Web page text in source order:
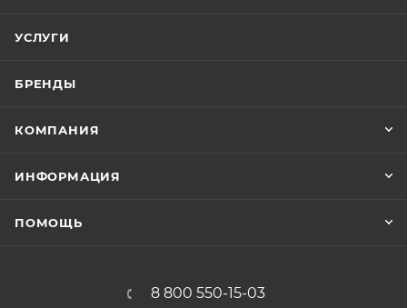
УСЛУГИ
БРЕНДЫ
КОМПАНИЯ
ИНФОРМАЦИЯ
ПОМОЩЬ
8 800 550-15-03